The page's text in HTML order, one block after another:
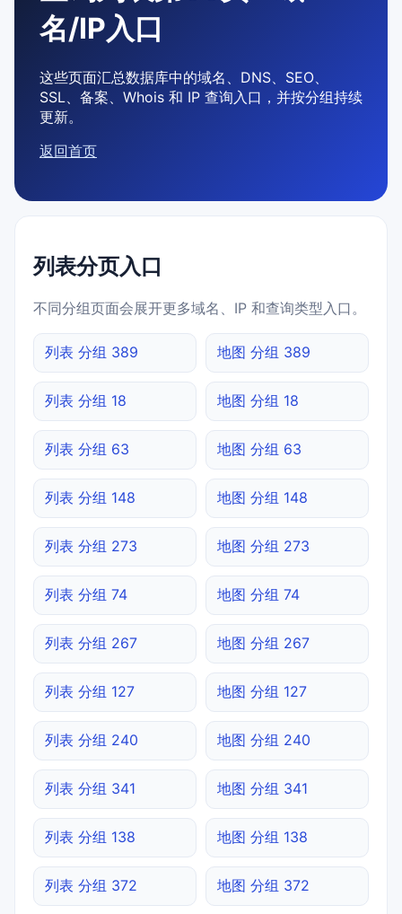
名/IP入口
这些页面汇总数据库中的域名、DNS、SEO、
SSL、备案、Whois 和 IP 查询入口，并按分组持续
更新。
返回首页
列表分页入口
不同分组页面会展开更多域名、IP 和查询类型入口。
列表 分组 389 地图 分组 389
列表 分组 18 地图 分组 18
列表 分组 63 地图 分组 63
列表 分组 148 地图 分组 148
列表 分组 273 地图 分组 273
列表 分组 74 地图 分组 74
列表 分组 267 地图 分组 267
列表 分组 127 地图 分组 127
列表 分组 240 地图 分组 240
列表 分组 341 地图 分组 341
列表 分组 138 地图 分组 138
列表 分组 372 地图 分组 372